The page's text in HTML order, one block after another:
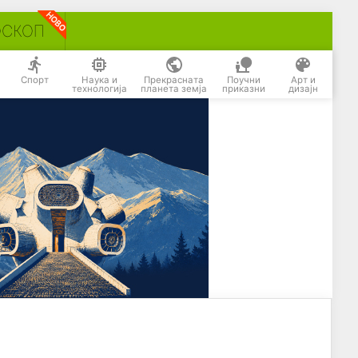
Спорт Наука и
технологија
Прекрасната
планета земја
Поучни
приказни
Арт и
дизајн